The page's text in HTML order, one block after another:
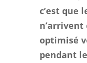
c’est que
n’arrivent
optimisé
pendant